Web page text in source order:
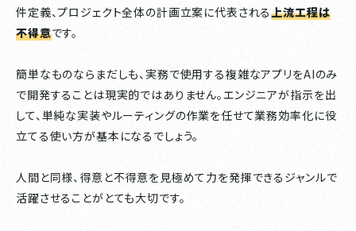
件定義、プロジェクト全体の計画立案に代表される上流工程は
不得意です。
簡単なものならまだしも、実務で使用する複雑なアプリをAIのみ
で開発することは現実的ではありません。エンジニアが指示を出
して、単純な実装やルーティングの作業を任せて業務効率化に役
立てる使い方が基本になるでしょう。
人間と同様、得意と不得意を見極めて力を発揮できるジャンルで
活躍させることがとても大切です。